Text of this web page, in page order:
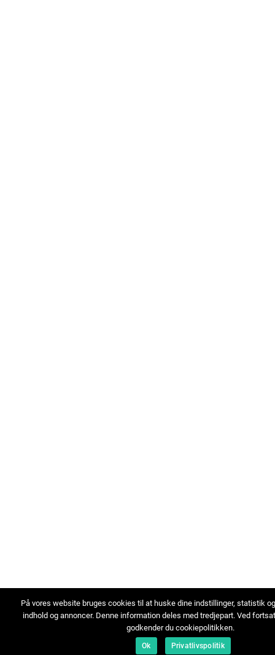
På vores website bruges cookies til at huske dine indstillinger, statistik
indhold og annoncer. Denne information deles med tredjepart. Ved
godkender du cookiepolitikken.
Ok Privatlivspolitik